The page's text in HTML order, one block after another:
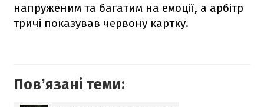
напруженим та багатим на емоції, а арбітр
тричі показував червону картку.
Повʼязані теми: